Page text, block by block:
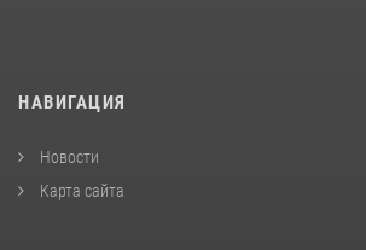
НАВИГАЦИЯ
Новости
Карта сайта